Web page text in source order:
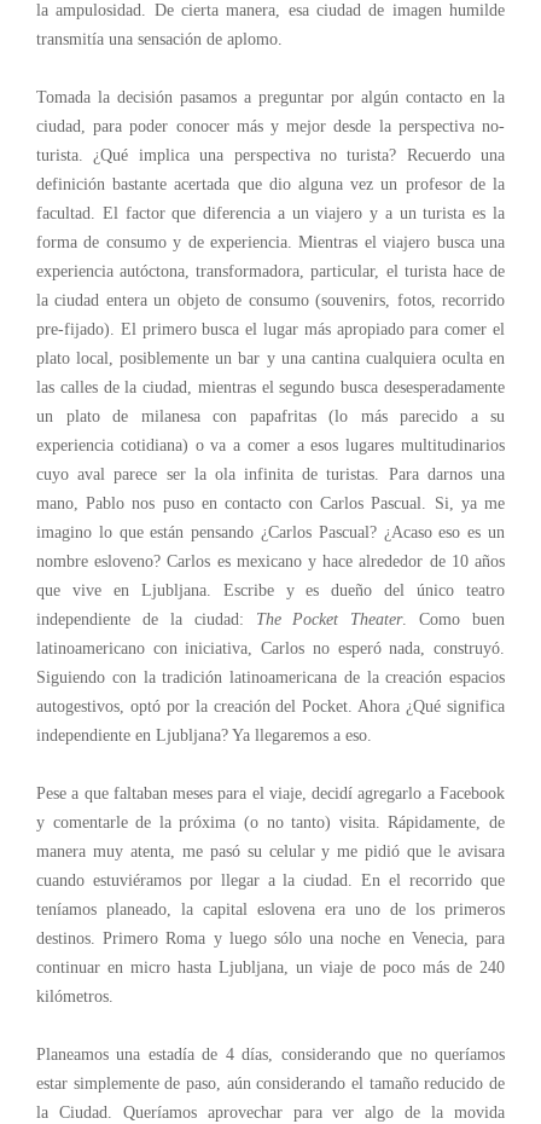
la ampulosidad. De cierta manera, esa ciudad de imagen humilde
transmitía una sensación de aplomo.
Tomada la decisión pasamos a preguntar por algún contacto en la
ciudad, para poder conocer más y mejor desde la perspectiva no-
turista. ¿Qué implica una perspectiva no turista? Recuerdo una
definición bastante acertada que dio alguna vez un profesor de la
facultad. El factor que diferencia a un viajero y a un turista es la
forma de consumo y de experiencia. Mientras el viajero busca una
experiencia autóctona, transformadora, particular, el turista hace de
la ciudad entera un objeto de consumo (souvenirs, fotos, recorrido
pre-fijado). El primero busca el lugar más apropiado para comer el
plato local, posiblemente un bar y una cantina cualquiera oculta en
las calles de la ciudad, mientras el segundo busca desesperadamente
un plato de milanesa con papafritas (lo más parecido a su
experiencia cotidiana) o va a comer a esos lugares multitudinarios
cuyo aval parece ser la ola infinita de turistas. Para darnos una
mano, Pablo nos puso en contacto con Carlos Pascual. Si, ya me
imagino lo que están pensando ¿Carlos Pascual? ¿Acaso eso es un
nombre esloveno? Carlos es mexicano y hace alrededor de 10 años
que vive en Ljubljana. Escribe y es dueño del único teatro
independiente de la ciudad: The Pocket Theater. Como buen
latinoamericano con iniciativa, Carlos no esperó nada, construyó.
Siguiendo con la tradición latinoamericana de la creación espacios
autogestivos, optó por la creación del Pocket. Ahora ¿Qué significa
independiente en Ljubljana? Ya llegaremos a eso.
Pese a que faltaban meses para el viaje, decidí agregarlo a Facebook
y comentarle de la próxima (o no tanto) visita. Rápidamente, de
manera muy atenta, me pasó su celular y me pidió que le avisara
cuando estuviéramos por llegar a la ciudad. En el recorrido que
teníamos planeado, la capital eslovena era uno de los primeros
destinos. Primero Roma y luego sólo una noche en Venecia, para
continuar en micro hasta Ljubljana, un viaje de poco más de 240
kilómetros.
Planeamos una estadía de 4 días, considerando que no queríamos
estar simplemente de paso, aún considerando el tamaño reducido de
la Ciudad. Queríamos aprovechar para ver algo de la movida